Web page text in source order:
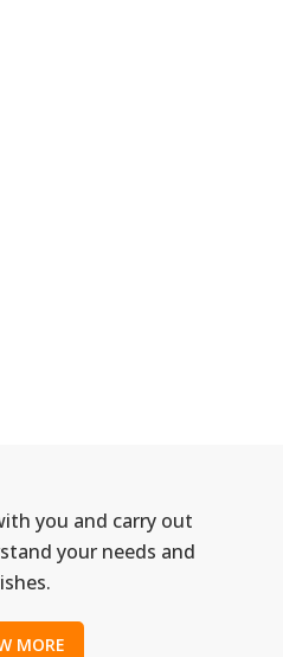
you and carry out
your needs and
MORE